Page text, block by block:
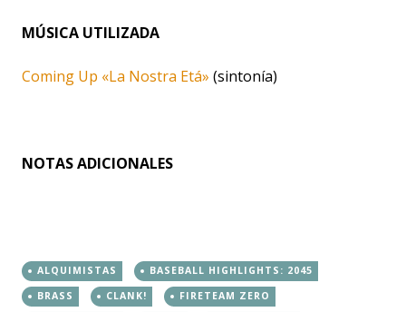
MÚSICA UTILIZADA
Coming Up «La Nostra Etá» (sintonía)
NOTAS ADICIONALES
ALQUIMISTAS
BASEBALL HIGHLIGHTS: 2045
BRASS
CLANK!
FIRETEAM ZERO